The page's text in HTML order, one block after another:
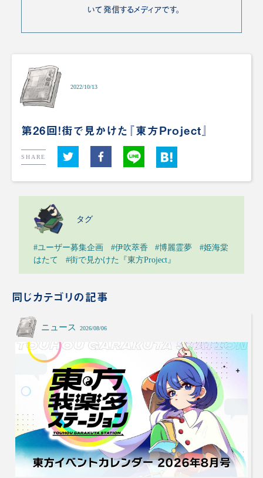
いて発信するメディアです。
2022/10/13
第26回！街で見かけた『東方Project』
SHARE
タグ
#ユーザー募集企画 #伊吹萃香 #博麗霊夢
#姫海棠
はたて
#街で見かけた『東方Project』
同じカテゴリの記事
ニュース 2026/08/06